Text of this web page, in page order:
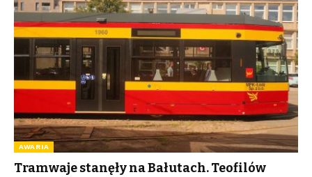
AWARIA
Tramwaje stanęły na Bałutach. Teofilów